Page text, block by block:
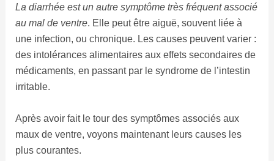
La diarrhée est un autre symptôme très fréquent associé
au mal de ventre. Elle peut être aiguë, souvent liée à
une infection, ou chronique. Les causes peuvent varier :
des intolérances alimentaires aux effets secondaires de
médicaments, en passant par le syndrome de l’intestin
irritable.
Après avoir fait le tour des symptômes associés aux
maux de ventre, voyons maintenant leurs causes les
plus courantes.